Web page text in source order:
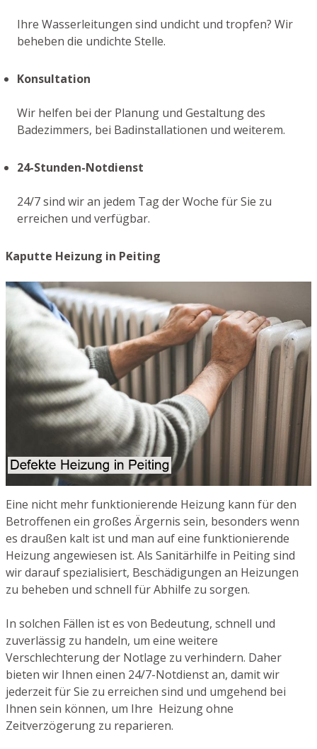
Ihre Wasserleitungen sind undicht und tropfen? Wir
beheben die undichte Stelle.
Konsultation
Wir helfen bei der Planung und Gestaltung des
Badezimmers, bei Badinstallationen und weiterem.
24-Stunden-Notdienst
24/7 sind wir an jedem Tag der Woche für Sie zu
erreichen und verfügbar.
Kaputte Heizung in Peiting
Eine nicht mehr funktionierende Heizung kann für den
Betroffenen ein großes Ärgernis sein, besonders wenn
es draußen kalt ist und man auf eine funktionierende
Heizung angewiesen ist. Als Sanitärhilfe in Peiting sind
wir darauf spezialisiert, Beschädigungen an Heizungen
zu beheben und schnell für Abhilfe zu sorgen.
In solchen Fällen ist es von Bedeutung, schnell und
zuverlässig zu handeln, um eine weitere
Verschlechterung der Notlage zu verhindern. Daher
bieten wir Ihnen einen 24/7-Notdienst an, damit wir
jederzeit für Sie zu erreichen sind und umgehend bei
Ihnen sein können, um Ihre Heizung ohne
Zeitverzögerung zu reparieren.